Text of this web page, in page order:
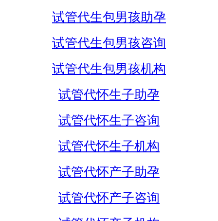
试管代生包男孩助孕
试管代生包男孩咨询
试管代生包男孩机构
试管代怀生子助孕
试管代怀生子咨询
试管代怀生子机构
试管代怀产子助孕
试管代怀产子咨询